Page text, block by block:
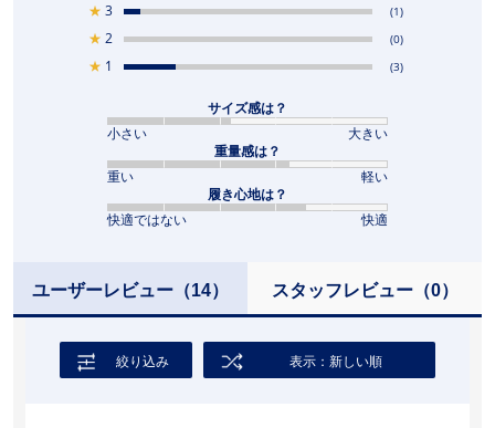
★ 3 (1)
★ 2 (0)
★ 1 (3)
サイズ感は？
小さい
大きい
重量感は？
重い
軽い
履き心地は？
快適ではない
快適
ユーザーレビュー（14） スタッフレビュー（0）
絞り込み 表示：新しい順